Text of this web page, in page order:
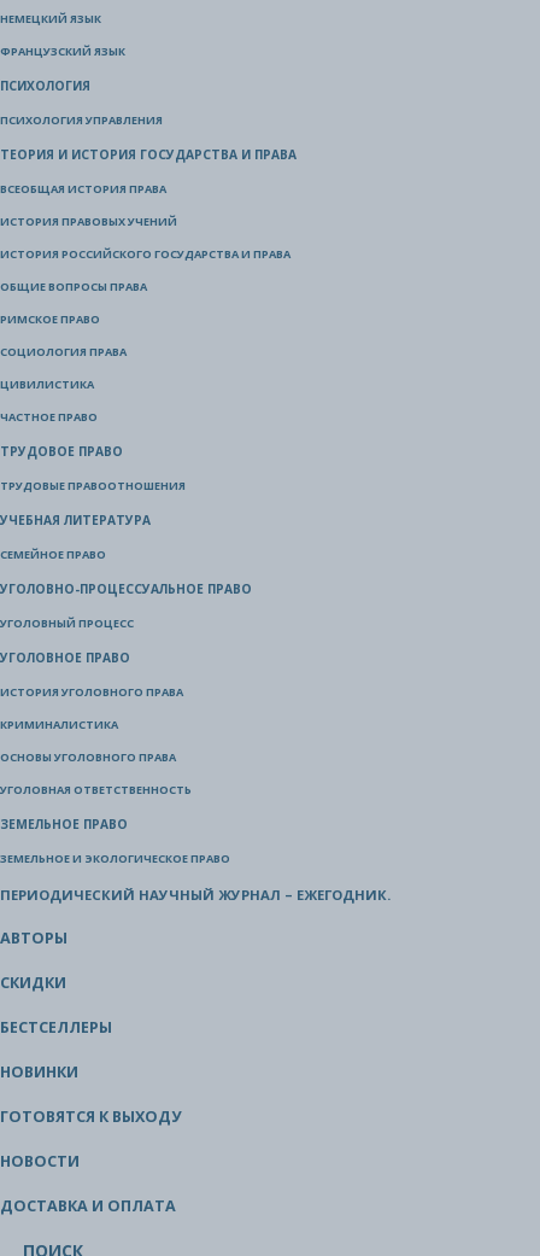
НЕМЕЦКИЙ ЯЗЫК
ФРАНЦУЗСКИЙ ЯЗЫК
ПСИХОЛОГИЯ
ПСИХОЛОГИЯ УПРАВЛЕНИЯ
ТЕОРИЯ И ИСТОРИЯ ГОСУДАРСТВА И ПРАВА
ВСЕОБЩАЯ ИСТОРИЯ ПРАВА
ИСТОРИЯ ПРАВОВЫХ УЧЕНИЙ
ИСТОРИЯ РОССИЙСКОГО ГОСУДАРСТВА И ПРАВА
ОБЩИЕ ВОПРОСЫ ПРАВА
РИМСКОЕ ПРАВО
СОЦИОЛОГИЯ ПРАВА
ЦИВИЛИСТИКА
ЧАСТНОЕ ПРАВО
ТРУДОВОЕ ПРАВО
ТРУДОВЫЕ ПРАВООТНОШЕНИЯ
УЧЕБНАЯ ЛИТЕРАТУРА
СЕМЕЙНОЕ ПРАВО
УГОЛОВНО-ПРОЦЕССУАЛЬНОЕ ПРАВО
УГОЛОВНЫЙ ПРОЦЕСС
УГОЛОВНОЕ ПРАВО
ИСТОРИЯ УГОЛОВНОГО ПРАВА
КРИМИНАЛИСТИКА
ОСНОВЫ УГОЛОВНОГО ПРАВА
УГОЛОВНАЯ ОТВЕТСТВЕННОСТЬ
ЗЕМЕЛЬНОЕ ПРАВО
ЗЕМЕЛЬНОЕ И ЭКОЛОГИЧЕСКОЕ ПРАВО
ПЕРИОДИЧЕСКИЙ НАУЧНЫЙ ЖУРНАЛ – ЕЖЕГОДНИК.
АВТОРЫ
СКИДКИ
БЕСТСЕЛЛЕРЫ
НОВИНКИ
ГОТОВЯТСЯ К ВЫХОДУ
НОВОСТИ
ДОСТАВКА И ОПЛАТА
ПОИСК